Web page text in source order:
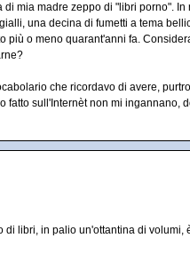
mia madre zeppo di "libri porno".
una decina di fumetti a tema
più o meno quarant'anni fa.
che ricordavo di avere,
fatto sull'Internèt non mi ingannano,
libri, in palio un'ottantina di volumi,